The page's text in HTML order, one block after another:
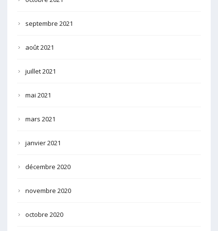
septembre 2021
août 2021
juillet 2021
mai 2021
mars 2021
janvier 2021
décembre 2020
novembre 2020
octobre 2020